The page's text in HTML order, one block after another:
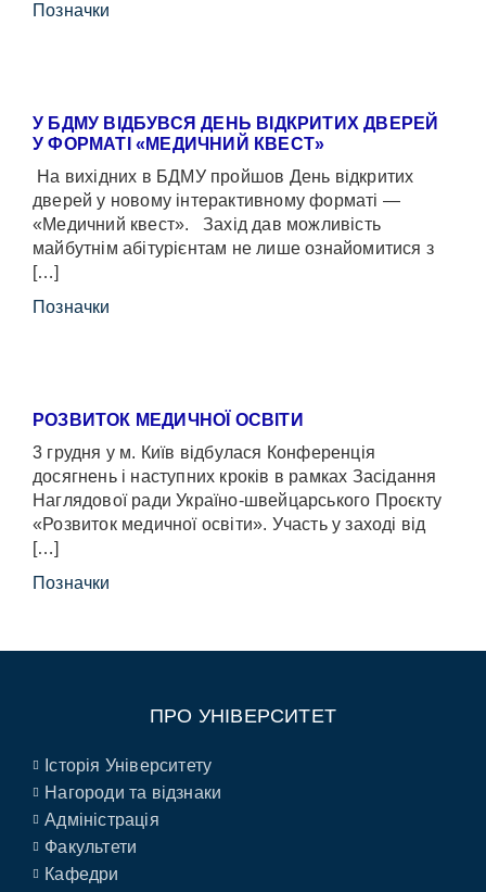
Позначки
У БДМУ ВІДБУВСЯ ДЕНЬ ВІДКРИТИХ ДВЕРЕЙ
У ФОРМАТІ «МЕДИЧНИЙ КВЕСТ»
На вихідних в БДМУ пройшов День відкритих
дверей у новому інтерактивному форматі —
«Медичний квест». Захід дав можливість
майбутнім абітурієнтам не лише ознайомитися з
[…]
Позначки
РОЗВИТОК МЕДИЧНОЇ ОСВІТИ
3 грудня у м. Київ відбулася Конференція
досягнень і наступних кроків в рамках Засідання
Наглядової ради Україно-швейцарського Проєкту
«Розвиток медичної освіти». Участь у заході від
[…]
Позначки
ПРО УНІВЕРСИТЕТ
Історія Університету
Нагороди та відзнаки
Адміністрація
Факультети
Кафедри